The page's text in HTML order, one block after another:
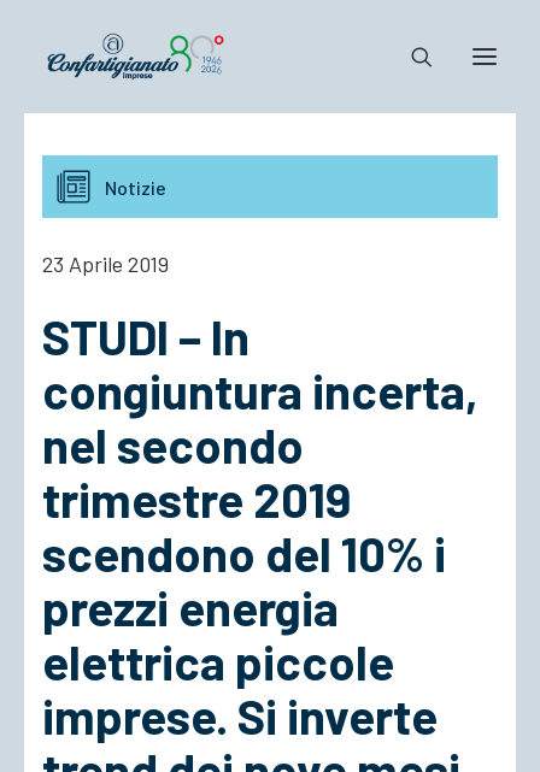
Notizie e Documenti
Confartigianato
Cosa Facciamo
ACCEDI
Notizie
23 Aprile 2019
STUDI – In
congiuntura incerta,
nel secondo
trimestre 2019
scendono del 10% i
prezzi energia
elettrica piccole
imprese. Si inverte